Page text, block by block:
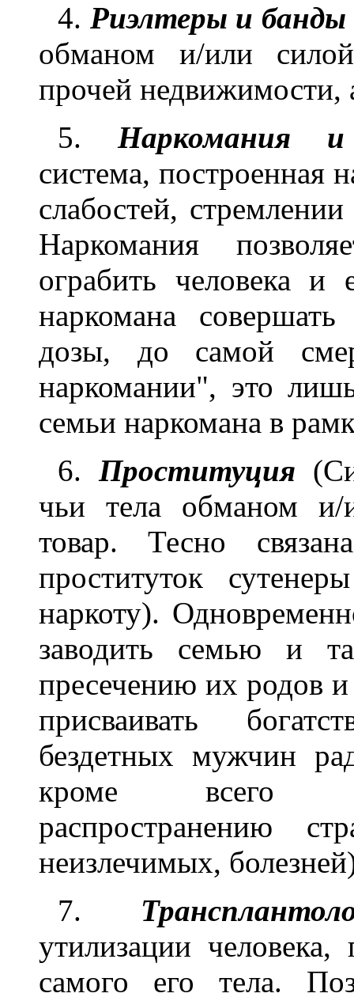
4. Риэлтеры и банды
обманом и/или
прочей недвижимости,
5. Наркомания и
система, построенная
слабостей,
Наркомания
ограбить человека и
наркомана
дозы, до самой
наркомании", это
семьи наркомана в
6. Проституция
чьи тела обманом и/
товар. Тесно
проституток
наркоту).
заводить семью и
пресечению их родов
присваивать
бездетных мужчин
кроме всего
распространению
неизлечимых,
7.
утилизации
самого его тела.